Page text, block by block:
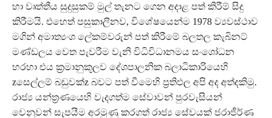
හා වෘත්තීය සුදුසුකම් මුල් තැනට ගෙන අදාළ පත් කිරීම් සිදු
කිරීමයි. එහෙත් පසුකාලීනව, විශේෂයෙන්ම 1978 ව්‍යවස්ථාව
මගින් අමාත්‍යංශ ලේකම්වරුන් පත් කිරීමේ බලතල කැබිනට්
මණ්ඩලය වෙත පැවරීම වැනි විධිවිධානමය සංශෝධන
හරහා එය ක්‍රමානුකූලව දේශපාලනික බලාධිකාරියෙහි
zසෙල්ලම් බඩුවක්z බවට පත් වීමෙහි ප්‍රතිඵල අපි අද අත්දකිමු.
රාජ්‍ය යන්ත්‍රණයෙහි වැදගත්ම සේවාවන් පුරවැසියන්
වෙනුවන් සැපයීම අරමුණු කරගත් රාජ්‍ය සේවයක් ජරාජීර්ණ